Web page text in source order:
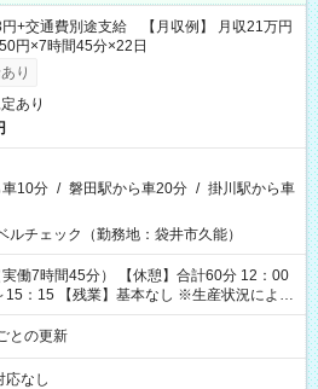
+交通費別途支給 【月収例】 月収21万円
円×7時間45分×22日
り
あり
10分 / 磐田駅から車20分 / 掛川駅から車
ルチェック（勤務地：袋井市久能）
【休憩】合計60分 12：00
し ※生産状況によ
生する可能性あり
の更新
応なし